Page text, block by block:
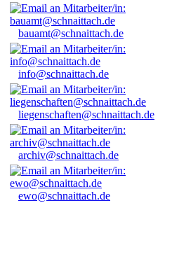
bauamt@schnaittach.de
info@schnaittach.de
liegenschaften@schnaittach.de
archiv@schnaittach.de
ewo@schnaittach.de